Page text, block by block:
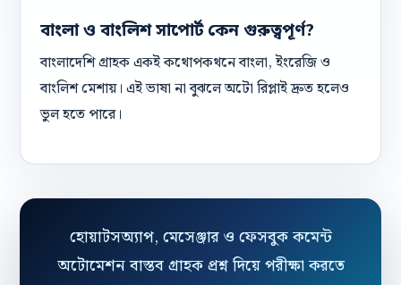
বাংলা ও বাংলিশ সাপোর্ট কেন গুরুত্বপূর্ণ?
বাংলাদেশি গ্রাহক একই কথোপকথনে বাংলা, ইংরেজি ও
বাংলিশ মেশায়। এই ভাষা না বুঝলে অটো রিপ্লাই দ্রুত হলেও
ভুল হতে পারে।
হোয়াটসঅ্যাপ, মেসেঞ্জার ও ফেসবুক কমেন্ট
অটোমেশন বাস্তব গ্রাহক প্রশ্ন দিয়ে পরীক্ষা করতে